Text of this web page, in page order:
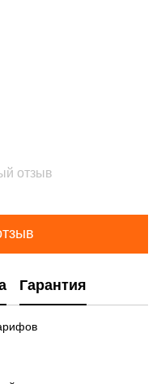
отзыв
Гарантия